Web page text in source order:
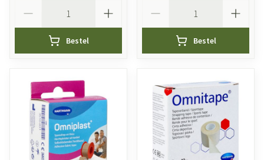
Bestel Bestel